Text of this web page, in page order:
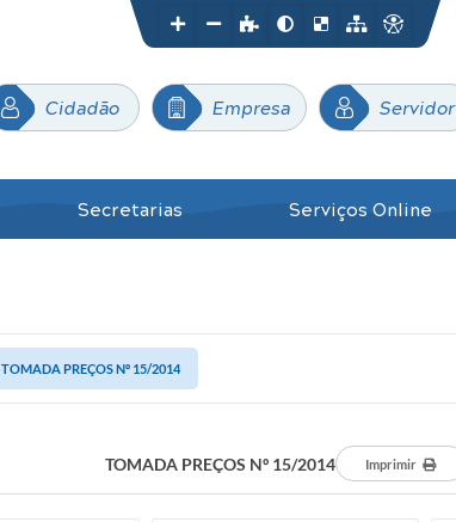
Cidadão Empresa Servidor
Secretarias Serviços Online
TOMADA PREÇOS Nº 15/2014
TOMADA PREÇOS Nº 15/2014 Imprimir